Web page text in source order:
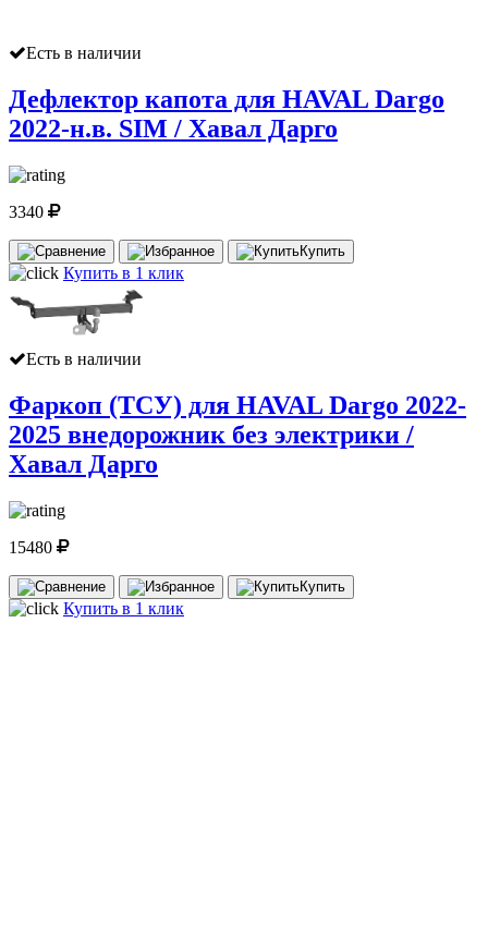
Есть в наличии
Дефлектор капота для HAVAL Dargo
2022-н.в. SIM / Хавал Дарго
3340
Купить
Купить в 1 клик
Есть в наличии
Фаркоп (ТСУ) для HAVAL Dargo 2022-
2025 внедорожник без электрики /
Хавал Дарго
15480
Купить
Купить в 1 клик